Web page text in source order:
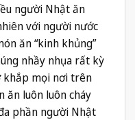
người Nhật ăn
với người nước
ăn “kinh khủng”
nhầy nhụa rất kỳ
khắp mọi nơi trên
ăn luôn luôn cháy
phần người Nhật